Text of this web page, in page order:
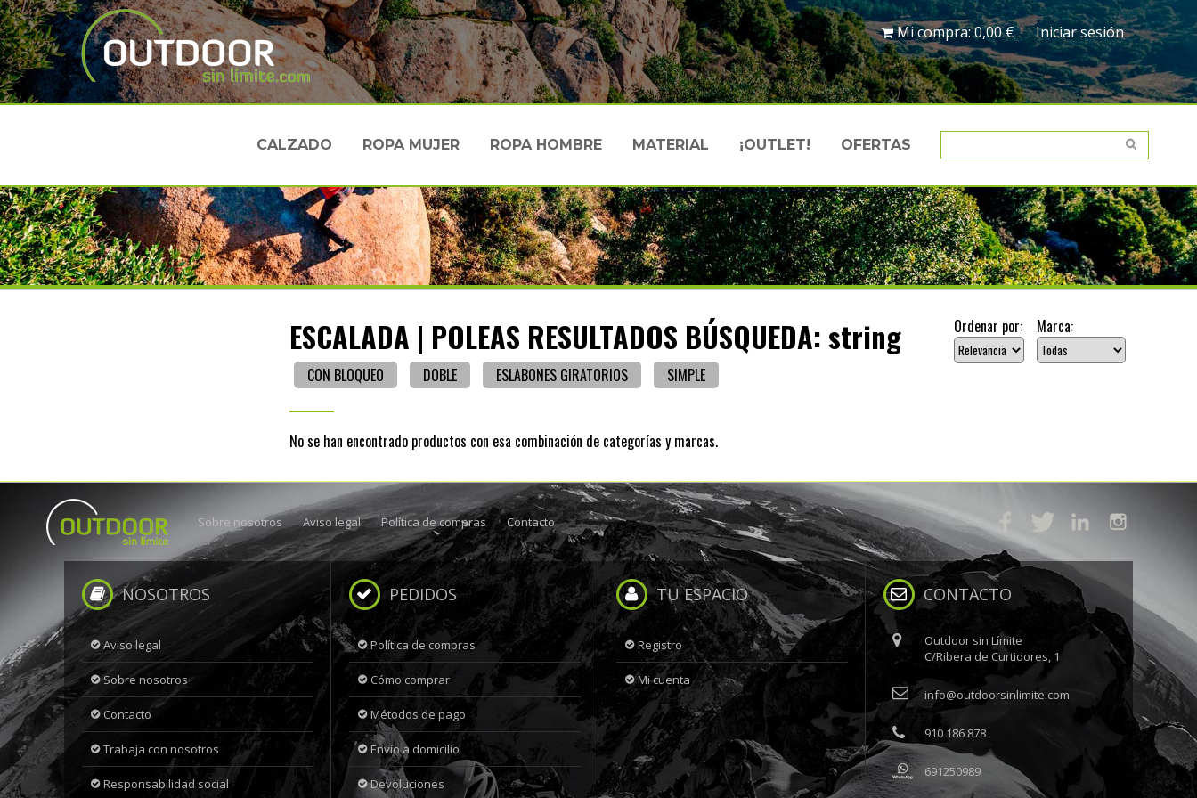
Mi compra:0,00 € Iniciar sesión
CALZADO ROPA MUJER ROPA HOMBRE MATERIAL ¡OUTLET! OFERTAS
ESCALADA | POLEAS RESULTADOS BÚSQUEDA: string Ordenar por: Marca:
CON BLOQUEO DOBLE ESLABONES GIRATORIOS SIMPLE
No se han encontrado productos con esa combinación de categorías y marcas.
Sobre nosotros Aviso legal Política de compras Contacto
NOSOTROS
Aviso legal
Sobre nosotros
Contacto
Trabaja con nosotros
Responsabilidad social
PEDIDOS
Política de compras
Cómo comprar
Métodos de pago
Envío a domicilio
Devoluciones
TU ESPACIO
Registro
Mi cuenta
CONTACTO
Outdoor sin Límite
C/Ribera de Curtidores, 1
info@outdoorsinlimite.com
910 186 878
691250989